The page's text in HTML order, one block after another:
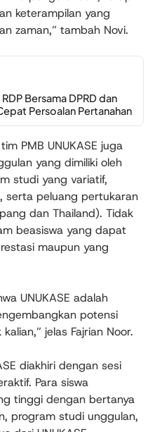
keterampilan yang
zaman,” tambah Novi.
Bersama DPRD dan
Persoalan Pertanahan
PMB UNUKASE juga
yang dimiliki oleh
studi yang variatif,
serta peluang pertukaran
dan Thailand). Tidak
beasiswa yang dapat
maupun yang
UNUKASE adalah
potensi
jelas Fajrian Noor.
diakhiri dengan sesi
Para siswa
tinggi dengan bertanya
program studi unggulan,